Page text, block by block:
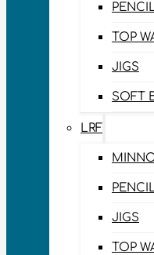
TOP
JIGS
SOFT
LRF
JIGS
TOP